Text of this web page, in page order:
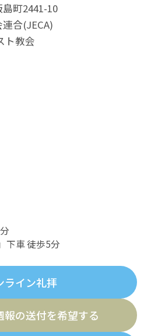
町2441-10
合​(JECA)
ト教会
下車 徒歩5分
ライン礼拝
報の送付を希望する